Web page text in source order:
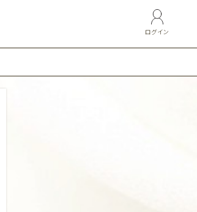
ログイン